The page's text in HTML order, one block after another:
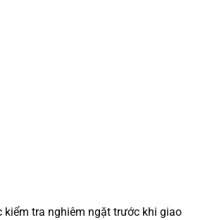
kiểm tra nghiêm ngặt trước khi giao